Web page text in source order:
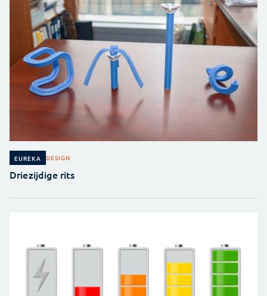
EUREKA DESIGN
Driezijdige rits